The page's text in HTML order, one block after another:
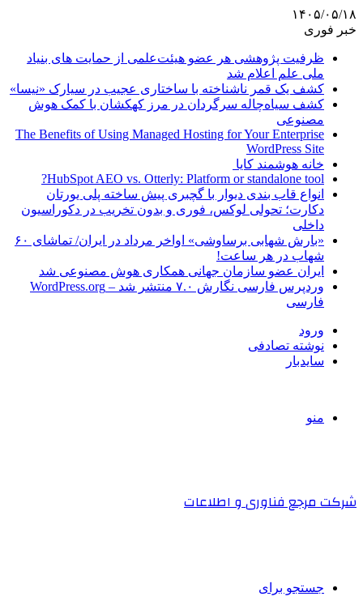
۱۴۰۵/۰۵/۱۸
خبر فوری
ظرفیت پژوهشی هر عضو هیئت‌علمی از حمایت های بنیاد
ملی علم اعلام شد
کشف یک قمر ناشناخته با ساختاری عجیب در سیارک «نیسا»
کشف سیاه‌چاله سرگردان در مرز کهکشان با کمک هوش
مصنوعی
The Benefits of Using Managed Hosting for Your Enterprise
WordPress Site
خانه هوشمند کایا
HubSpot AEO vs. Otterly: Platform or standalone tool?
انواع قاب بندی دیوار با گچبری پیش ساخته پلی یورتان
دکارت؛ تحولی لوکس، فوری و بدون تخریب در دکوراسیون
داخلی
«بارش شهابی برساوشی» اواخر مرداد در ایران/ تماشای ۶۰
شهاب در هر ساعت!
ایران عضو سازمان جهانی همکاری هوش مصنوعی شد
وردپرس فارسی نگارش ۷.۰ منتشر شد – WordPress.org
فارسی
ورود
نوشته تصادفی
سایدبار
منو
شرکت مرجع فناوری و اطلاعات
جستجو برای